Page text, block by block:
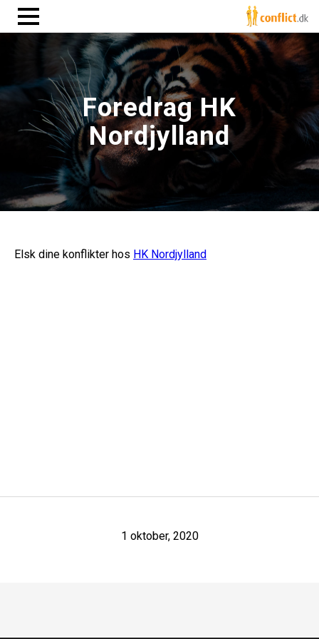
Foredrag HK
Nordjylland
Elsk dine konflikter hos HK Nordjylland
1 oktober, 2020